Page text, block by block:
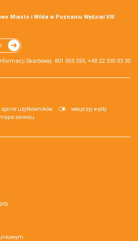
Miasto i Wilda w Poznaniu Wydział VIII
Skarbowej: 801 055 055, +48 22 330 03 30
opinie użytkowników
wesprzyj e-pity
serwisu